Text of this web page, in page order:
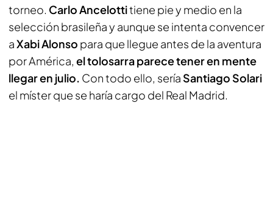
torneo. Carlo Ancelottitiene pie y medio en la
selección brasileña y aunque se intenta convencer
aXabi Alonso para que llegue antes de la aventura
por América, el tolosarra parece tener en mente
llegar en julio. Con todo ello, sería Santiago Solari
el míster que se haría cargo del Real Madrid.